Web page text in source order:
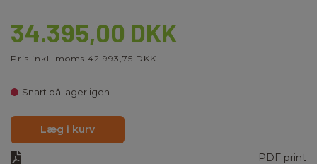
34.395,00 DKK
Pris inkl. moms 42.993,75 DKK
Snart på lager igen
Læg i kurv
PDF print